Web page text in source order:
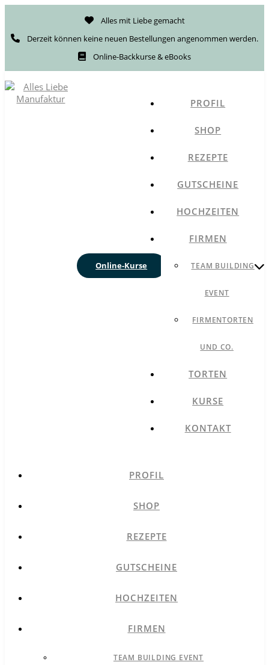
Alles mit Liebe gemacht
Derzeit können keine neuen Bestellungen angenommen werden.
Online-Backkurse & eBooks
Online-Kurse
PROFIL
SHOP
REZEPTE
GUTSCHEINE
HOCHZEITEN
FIRMEN
TEAM BUILDING
EVENT
FIRMENTORTEN
UND CO.
TORTEN
KURSE
KONTAKT
PROFIL
SHOP
REZEPTE
GUTSCHEINE
HOCHZEITEN
FIRMEN
TEAM BUILDING EVENT